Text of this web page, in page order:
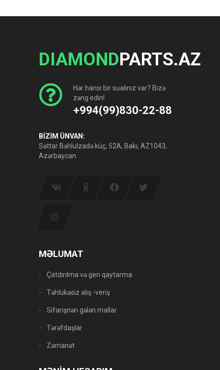
DIAMONDPARTS.AZ
Hər hansı bir sualınız var? Bizə
zəng edin!
+994(99)830-22-88
BİZİM ÜNVAN:
Səttar Bəhlulzadə küç, 52A, Bakı, AZ1043,
Azərbaycan.
MƏLUMAT
Çatdırılma və geri qaytarma
Təhlükəsiz alış -veriş
Sifarişnən gələn mallar
Tərəfdaşlar
Zəmanət